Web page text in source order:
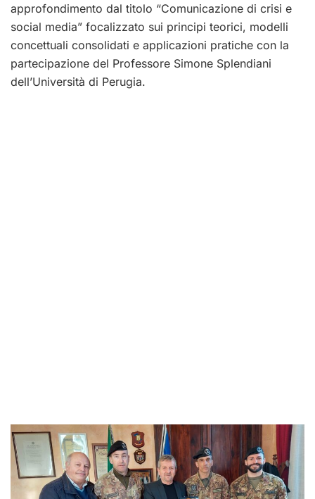
approfondimento dal titolo “Comunicazione di crisi e
social media” focalizzato sui principi teorici, modelli
concettuali consolidati e applicazioni pratiche con la
partecipazione del Professore Simone Splendiani
dell’Università di Perugia.